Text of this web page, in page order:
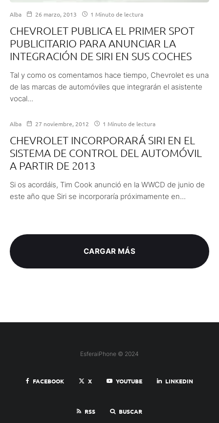
Alba 26 marzo, 2013 1 Minuto de lectura
CHEVROLET PUBLICA EL PRIMER SPOT
PUBLICITARIO PARA ANUNCIAR LA
INTEGRACIÓN DE SIRI EN SUS COCHES
Tal y como os comentamos hace tiempo, Chevrolet es una
de las marcas de automóviles que integrarán el asistente
vocal...
Alba 27 noviembre, 2012 1 Minuto de lectura
CHEVROLET INCORPORARÁ SIRI EN EL
SISTEMA DE CONTROL DEL AUTOMÓVIL
A PARTIR DE 2013
Si os acordáis, Tim Cook anunció en la WWCD de junio de
este año que Siri se incorporaría próximamente en...
CARGAR MÁS
EsferaiPhone © 2024
FACEBOOK X YOUTUBE LINKEDIN
RSS BUSCAR